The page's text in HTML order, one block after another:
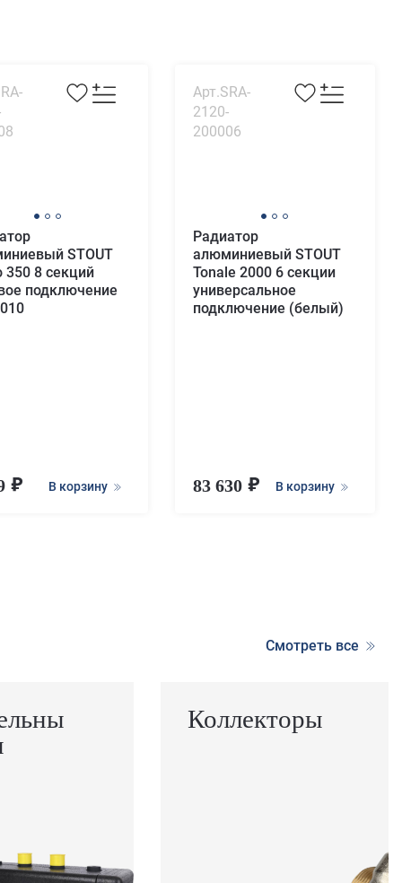
STOUT
350 8 секций
подключение
В корзину
Арт.SRA-
2120-
200006
Радиатор
алюминиевый STOUT
Tonale 2000 6 секции
универсальное
подключение (белый)
83 630 В корзину
Смотреть все
Коллекторы